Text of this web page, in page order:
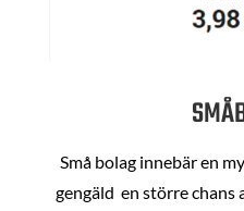
Små bolag innebär en
gengäld en större chans